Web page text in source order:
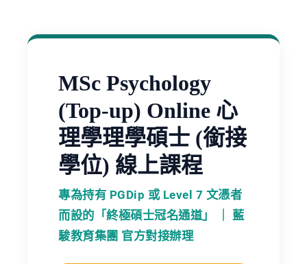
MSc Psychology
(Top-up) Online 心
理學理學碩士 (銜接
學位) 線上課程
專為持有 PGDip 或 Level 7 文憑者
而設的「終極碩士冠名通道」 ｜ 藍
駿教育集團 官方對接辦理